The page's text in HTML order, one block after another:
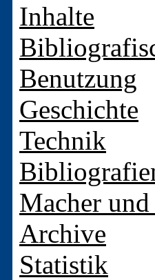
Inhalte
Benutzung
Geschichte
Technik
Macher
Archive
Statistik